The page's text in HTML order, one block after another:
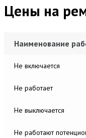
Цены на
Наименование
Не включается
Не работает
Не выключается
Не работают